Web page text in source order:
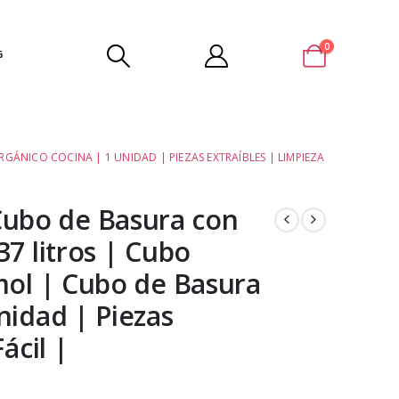
0
COCINA | 1 UNIDAD | PIEZAS EXTRAÍBLES | LIMPIEZA
de Basura con
litros | Cubo
| Cubo de Basura
| Piezas
|